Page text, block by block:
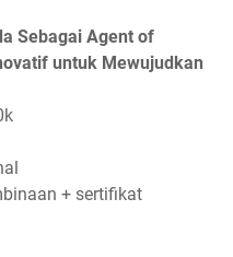
Sebagai Agent of
untuk Mewujudkan
+ sertifikat